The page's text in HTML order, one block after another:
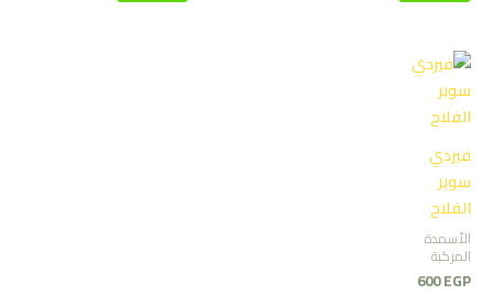
فيردي
سوبر
الفلاح
الأسمدة
المركبة
600EGP